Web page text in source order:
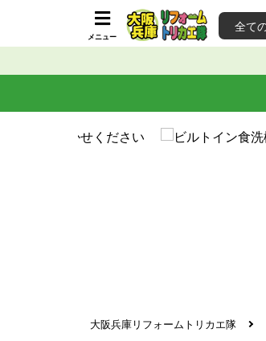
メニュー
大阪兵庫リフォームトリカエ隊